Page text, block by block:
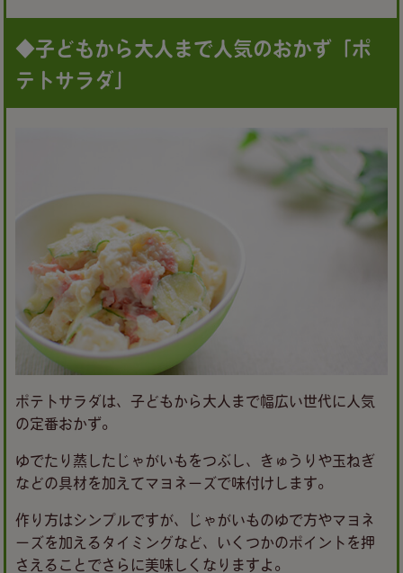
◆子どもから大人まで人気のおかず「ポ
テトサラダ」
ポテトサラダは、子どもから大人まで幅広い世代に人気
の定番おかず。
ゆでたり蒸したじゃがいもをつぶし、きゅうりや玉ねぎ
などの具材を加えてマヨネーズで味付けします。
作り方はシンプルですが、じゃがいものゆで方やマヨネ
ーズを加えるタイミングなど、いくつかのポイントを押
さえることでさらに美味しくなりますよ。